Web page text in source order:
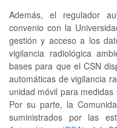
Además, el regulador
convenio con la
gestión y acceso a los
vigilancia radiológica
bases para que el CSN
automáticas de vigilancia
unidad móvil para
Por su parte, la
suministrados por las